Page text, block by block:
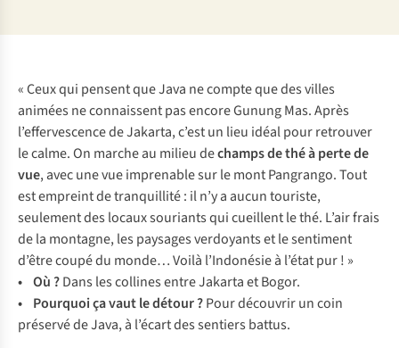
« Ceux qui pensent que Java ne compte que des villes
animées ne connaissent pas encore Gunung Mas. Après
l’effervescence de Jakarta, c’est un lieu idéal pour retrouver
le calme. On marche au milieu dechamps de thé à perte de
vue, avec une vue imprenable sur le mont Pangrango. Tout
est empreint de tranquillité : il n’y a aucun touriste,
seulement des locaux souriants qui cueillent le thé. L’air frais
de la montagne, les paysages verdoyants et le sentiment
d’être coupé du monde… Voilà l’Indonésie à l’état pur ! »
• Où ?Dans les collines entre Jakarta et Bogor.
• Pourquoi ça vaut le détour ?Pour découvrir un coin
préservé de Java, à l’écart des sentiers battus.